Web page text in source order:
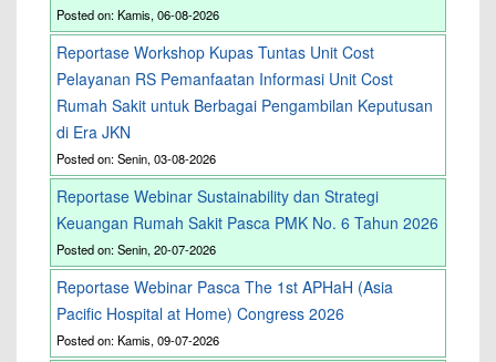
Posted on: Kamis, 06-08-2026
Reportase Workshop Kupas Tuntas Unit Cost
Pelayanan RS Pemanfaatan Informasi Unit Cost
Rumah Sakit untuk Berbagai Pengambilan Keputusan
di Era JKN
Posted on: Senin, 03-08-2026
Reportase Webinar Sustainability dan Strategi
Keuangan Rumah Sakit Pasca PMK No. 6 Tahun 2026
Posted on: Senin, 20-07-2026
Reportase Webinar Pasca The 1st APHaH (Asia
Pacific Hospital at Home) Congress 2026
Posted on: Kamis, 09-07-2026